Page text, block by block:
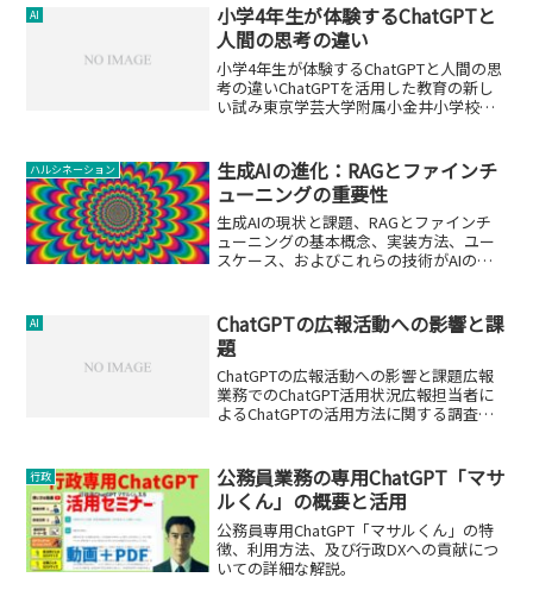
AI
小学4年生が体験するChatGPTと
人間の思考の違い
小学4年生が体験するChatGPTと人間の思
考の違いChatGPTを活用した教育の新し
い試み東京学芸大学附属小金井小学校で
は、子供たちが直接生成AIを使用するの
ではなく...
ハルシネーション
生成AIの進化：RAGとファインチ
ューニングの重要性
生成AIの現状と課題、RAGとファインチ
ューニングの基本概念、実装方法、ユー
スケース、およびこれらの技術がAIの未
AI
ChatGPTの広報活動への影響と課
題
ChatGPTの広報活動への影響と課題広報
業務でのChatGPT活用状況広報担当者に
よるChatGPTの活用方法に関する調査に
章作成：27.8% プレゼンテーシ...
行政
公務員業務の専用ChatGPT「マサ
ルくん」の概要と活用
公務員専用ChatGPT「マサルくん」の特
徴、利用方法、及び行政DXへの貢献につ
いての詳細な解説。